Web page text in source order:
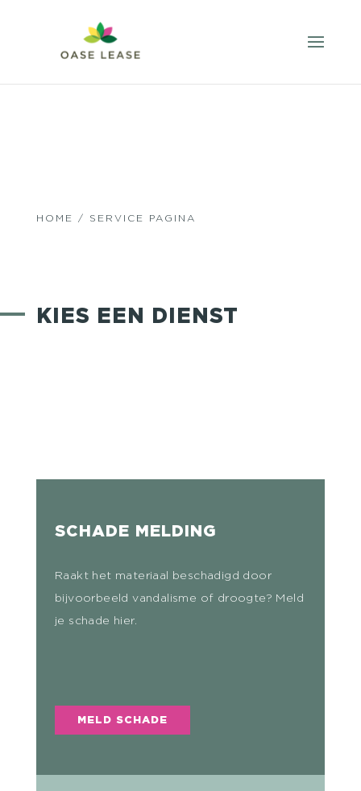
HOME / SERVICE PAGINA
KIES EEN DIENST
SCHADE MELDING
Raakt het materiaal beschadigd door
bijvoorbeeld vandalisme of droogte? Meld
je schade hier.
MELD SCHADE